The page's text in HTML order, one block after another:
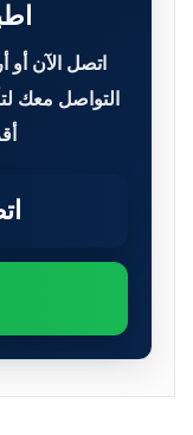
اتصل الآن
التواصل معك